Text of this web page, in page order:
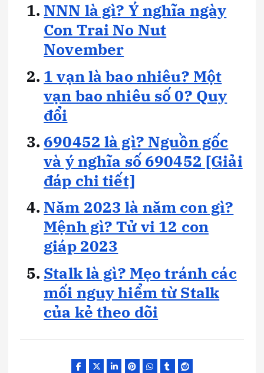
NNN là gì? Ý nghĩa ngày
Con Trai No Nut
November
1 vạn là bao nhiêu? Một
vạn bao nhiêu số 0? Quy
đổi
690452 là gì? Nguồn gốc
và ý nghĩa số 690452 [Giải
đáp chi tiết]
Năm 2023 là năm con gì?
Mệnh gì? Tử vi 12 con
giáp 2023
Stalk là gì? Mẹo tránh các
mối nguy hiểm từ Stalk
của kẻ theo dõi